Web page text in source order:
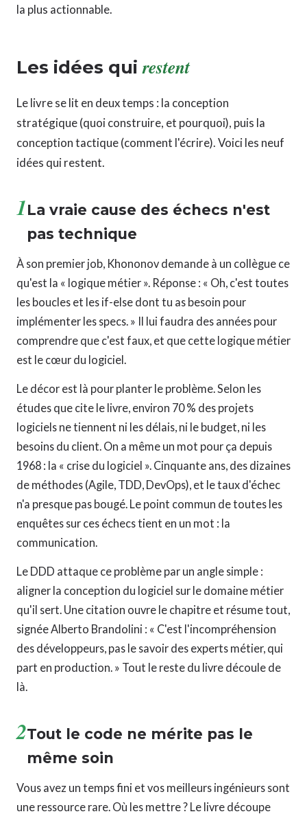
la plus actionnable.
Les idées qui restent
Le livre se lit en deux temps : la conception
stratégique (quoi construire, et pourquoi), puis la
conception tactique (comment l'écrire). Voici les neuf
idées qui restent.
1La vraie cause des échecs n'est
pas technique
À son premier job, Khononov demande à un collègue ce
qu'est la « logique métier ». Réponse : « Oh, c'est toutes
les boucles et les if-else dont tu as besoin pour
implémenter les specs. » Il lui faudra des années pour
comprendre que c'est faux, et que cette logique métier
est le cœur du logiciel.
Le décor est là pour planter le problème. Selon les
études que cite le livre, environ 70 % des projets
logiciels ne tiennent ni les délais, ni le budget, ni les
besoins du client. On a même un mot pour ça depuis
1968 : la « crise du logiciel ». Cinquante ans, des dizaines
de méthodes (Agile, TDD, DevOps), et le taux d'échec
n'a presque pas bougé. Le point commun de toutes les
enquêtes sur ces échecs tient en un mot : la
communication.
Le DDD attaque ce problème par un angle simple :
aligner la conception du logiciel sur le domaine métier
qu'il sert. Une citation ouvre le chapitre et résume tout,
signée Alberto Brandolini : « C'est l'incompréhension
des développeurs, pas le savoir des experts métier, qui
part en production. » Tout le reste du livre découle de
là.
2Tout le code ne mérite pas le
même soin
Vous avez un temps fini et vos meilleurs ingénieurs sont
une ressource rare. Où les mettre ? Le livre découpe